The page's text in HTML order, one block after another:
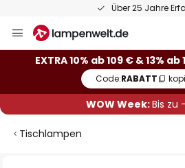
Über 25 Jahre
Inhalt
springen
EXTRA 10% ab 109 € & 13% ab
Code:RABATT
WOW Week:Bis zu
Tischlampen